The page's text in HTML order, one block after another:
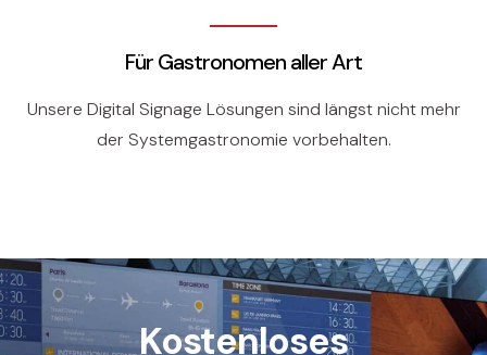
Für Gastronomen aller Art
Unsere Digital Signage Lösungen sind längst nicht mehr
der Systemgastronomie vorbehalten.
Kostenloses